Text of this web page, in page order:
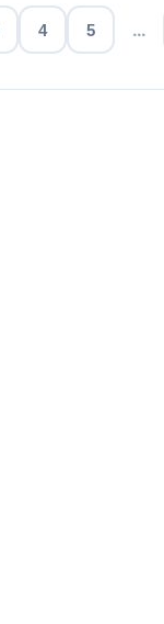
4 5 ...